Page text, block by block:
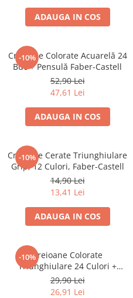
ADAUGA IN COS
-10%
Creioane Colorate Acuarelă 24
Buc + Pensulă Faber-Castell
52,90 Lei
47,61 Lei
ADAUGA IN COS
-10%
Creioane Cerate Triunghiulare
Grip, 12 Culori, Faber-Castell
14,90 Lei
13,41 Lei
ADAUGA IN COS
-10%Creioane Colorate
Triunghiulare 24 Culori +
Ascuțitoare Eco Faber-Castell
29,90 Lei
26,91 Lei